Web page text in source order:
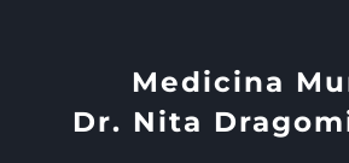
Medicina
Dr. Nita